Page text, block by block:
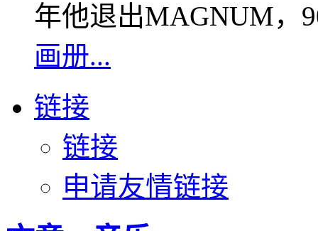
年他退出MAGNUM，
画册...
链接
链接
申请友情链接